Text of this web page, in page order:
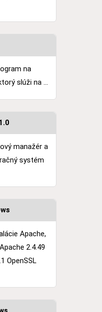
na
slúži na ...
manažér a
systém
Apache,
2.4.49
OpenSSL